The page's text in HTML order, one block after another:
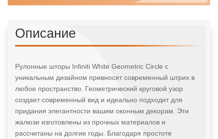
Описание
Рулонные шторы Infiniti White Geometric Circle с
уникальным дизайном привносят современный штрих в
любое пространство. Геометрический круговой узор
создает современный вид и идеально подходит для
придания элегантности вашим оконным декорам. Эти
жалюзи изготовлены из прочных материалов и
рассчитаны на долгие годы. Благодаря простоте